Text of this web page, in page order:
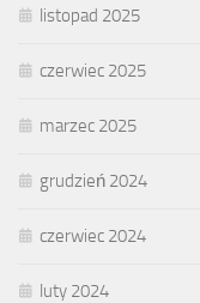
listopad 2025
czerwiec 2025
marzec 2025
grudzień 2024
czerwiec 2024
luty 2024